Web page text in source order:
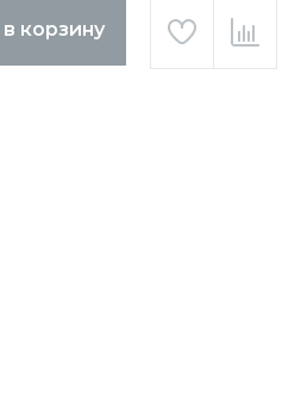
корзину